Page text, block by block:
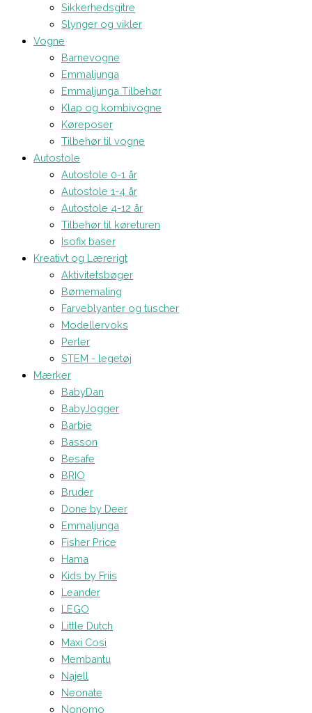
Sikkerhedsgitre
Slynger og vikler
Vogne
Barnevogne
Emmaljunga
Emmaljunga Tilbehør
Klap og kombivogne
Køreposer
Tilbehør til vogne
Autostole
Autostole 0-1 år
Autostole 1-4 år
Autostole 4-12 år
Tilbehør til køreturen
Isofix baser
Kreativt og Lærerigt
Aktivitetsbøger
Børnemaling
Farveblyanter og tuscher
Modellervoks
Perler
STEM - legetøj
Mærker
BabyDan
BabyJogger
Barbie
Basson
Besafe
BRIO
Bruder
Done by Deer
Emmaljunga
Fisher Price
Hama
Kids by Friis
Leander
LEGO
Little Dutch
Maxi Cosi
Membantu
Najell
Neonate
Nonomo